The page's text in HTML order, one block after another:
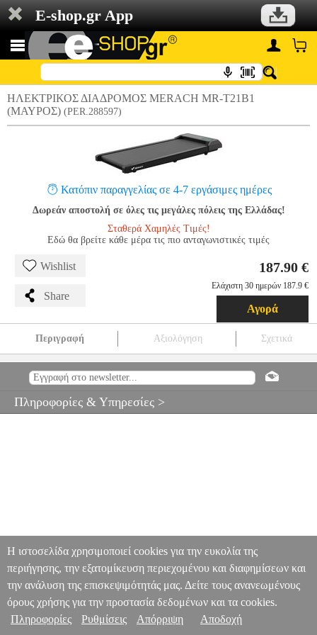
E-shop.gr App
ΗΛΕΚΤΡΙΚΟΣ ΔΙΑΔΡΟΜΟΣ MERACH MR-T21B1
(ΜΑΥΡΟΣ) (PER.288597)
Κατόπιν παραγγελίας σε 4-7 εργάσιμες ημέρες
Δωρεάν αποστολή σε όλες τις μεγάλες πόλεις της Ελλάδας!
Σταθερά Χαμηλές Τιμές!
Εδώ θα βρείτε κάθε μέρα τις πιο ανταγωνιστικές τιμές
Wishlist
Share
187.90 €
Ελάχιστη 30 ημερών 187.9 €
Αγορά
Περιγραφή Αξιολόγηση Σχετικά
PER.288597 PER.288597 MERACH
ΔΙΑΔΡΟΜΟΙ
187.90
Πληροφορίες & Υπηρεσίες >
Η ιστοσελίδα χρησιμοποιεί cookies για την ευκολία της
περιήγησης, την εξατομίκευση περιεχομένου και διαφημίσεων και
την ανάλυση της επισκεψιμότητάς μας. Δείτε τους ανανεωμένους
όρους χρήσης για την προστασία δεδομένων και τα cookies.
Πληροφορίες
Ρυθμίσεις Απόρριψη Αποδοχή